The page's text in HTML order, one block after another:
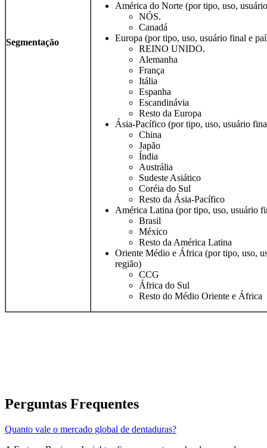
Segmentação
América do Norte (por tipo, uso,
NÓS.
Canadá
Europa (por tipo, uso, usuário final e
REINO UNIDO.
Alemanha
França
Itália
Espanha
Escandinávia
Resto da Europa
Ásia-Pacífico (por tipo, uso, usuário
China
Japão
Índia
Austrália
Sudeste Asiático
Coréia do Sul
Resto da Ásia-Pacífico
América Latina (por tipo, uso, usuário
Brasil
México
Resto da América Latina
Oriente Médio e África (por tipo, uso,
região)
CCG
África do Sul
Resto do Médio Oriente e África
Perguntas Frequentes
Quanto vale o mercado global de dentaduras?